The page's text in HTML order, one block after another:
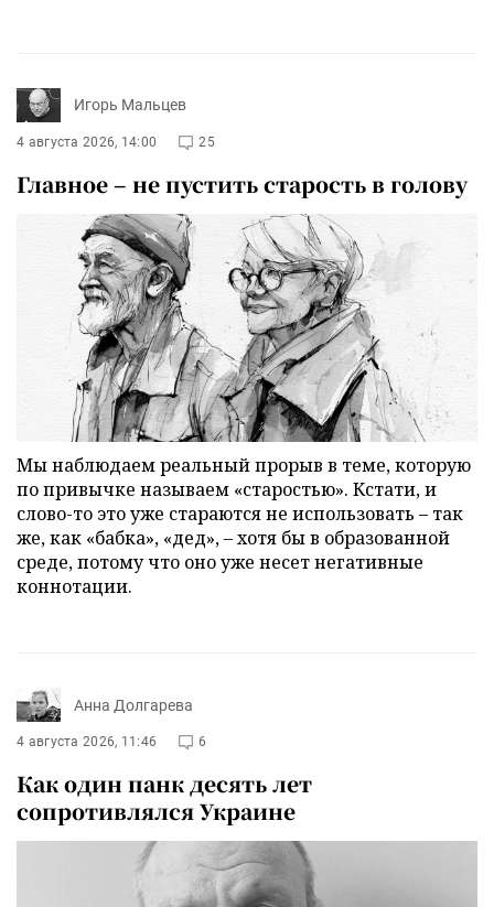
Игорь Мальцев
4 августа 2026, 14:00 25
Главное – не пустить старость в голову
Мы наблюдаем реальный прорыв в теме, которую
по привычке называем «старостью». Кстати, и
слово-то это уже стараются не использовать – так
же, как «бабка», «дед», – хотя бы в образованной
среде, потому что оно уже несет негативные
коннотации.
Анна Долгарева
4 августа 2026, 11:46 6
Как один панк десять лет
сопротивлялся Украине